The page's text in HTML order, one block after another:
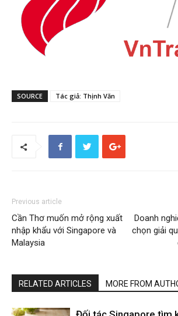
SOURCE Tác giả: Thịnh Văn
Previous article
Cần Thơ muốn mở rộng xuất
nhập khẩu với Singapore và
Malaysia
Doanh
chọn giải
RELATED ARTICLES MORE FROM